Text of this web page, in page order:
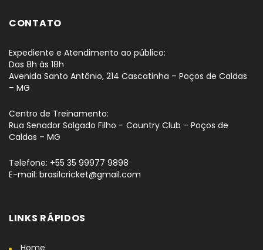
CONTATO
Expediente e Atendimento ao público:
Das 8h às 18h
Avenida Santo Antônio, 214 Cascatinha – Poços de Caldas
– MG
Centro de Treinamento:
Rua Senador Salgado Filho – Country Club – Poços de
Caldas – MG
Telefone: +55 35 99977 9898
E-mail: brasilcricket@gmail.com
LINKS RÁPIDOS